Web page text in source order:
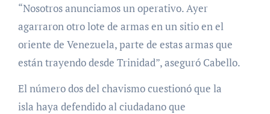
“Nosotros anunciamos un operativo. Ayer
agarraron otro lote de armas en un sitio en el
oriente de Venezuela, parte de estas armas que
están trayendo desde Trinidad”, aseguró Cabello.
El número dos del chavismo cuestionó que la
isla haya defendido al ciudadano que